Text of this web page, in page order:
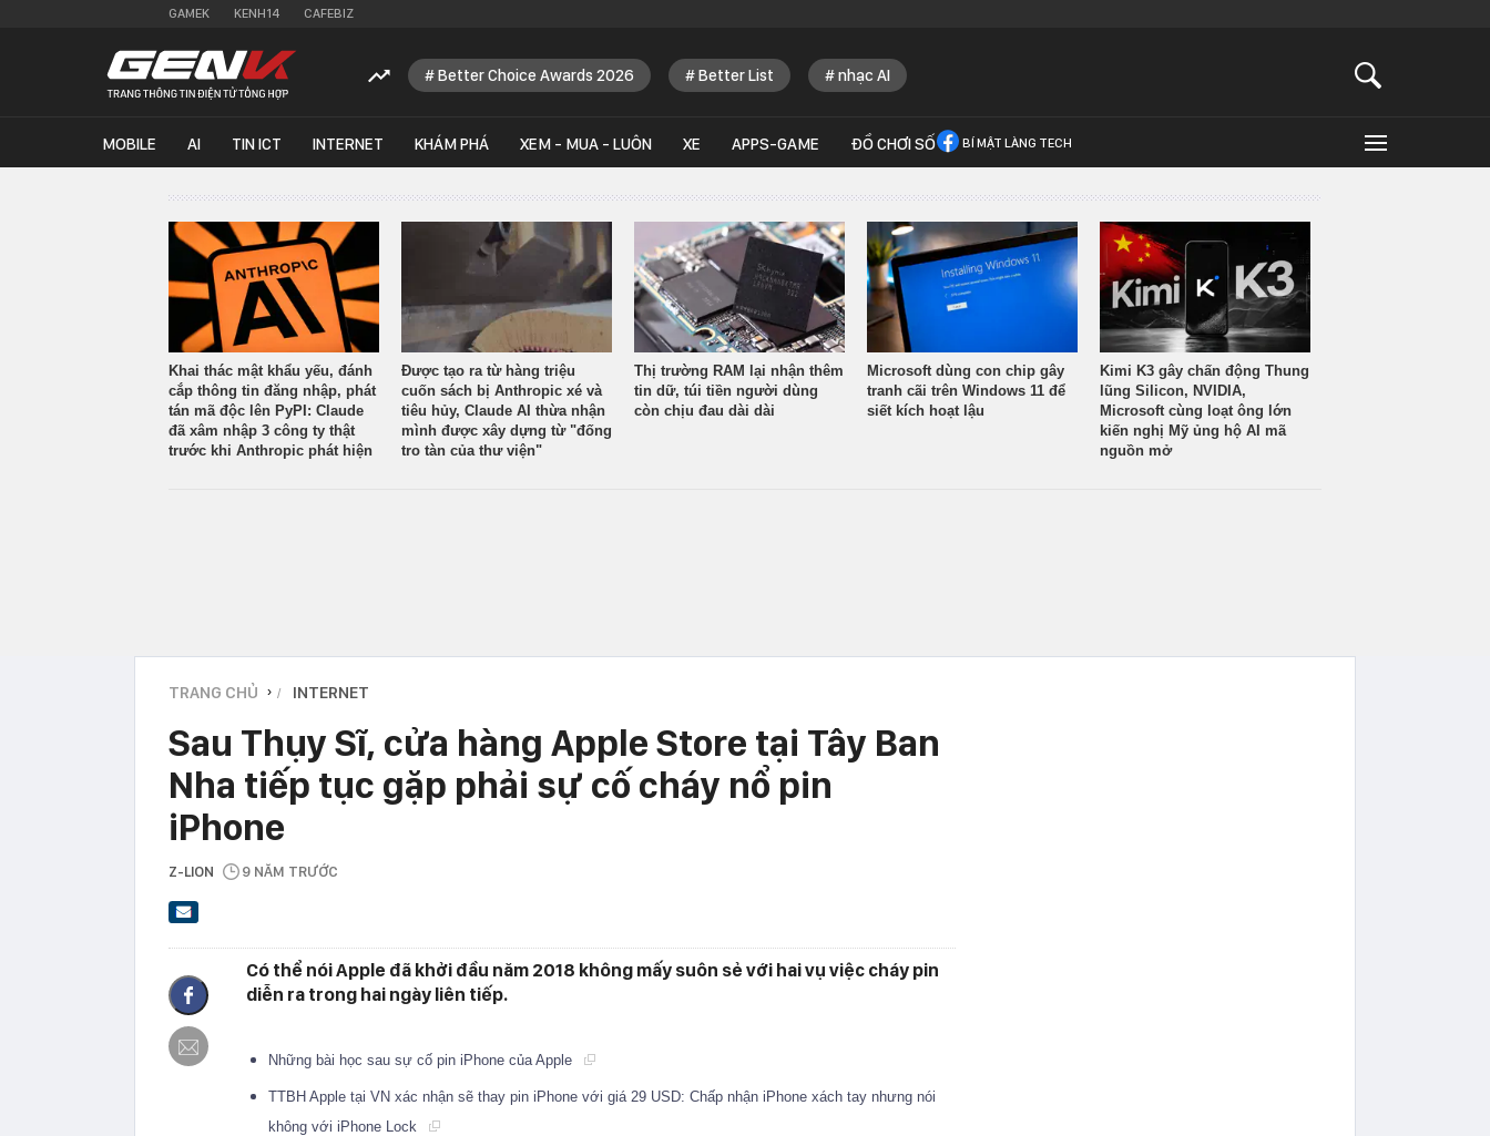
GAMEK KENH14 CAFEBIZ
Better Choice Awards 2026 Better List nhạc AI
MOBILE AI TIN ICT INTERNET KHÁM PHÁ XEM - MUA - LUÔN XE APPS-GAME ĐỒ CHƠI SỐ BÍ MẬT LÀNG TECH
Khai thác mật khẩu yếu, đánh
cắp thông tin đăng nhập, phát
tán mã độc lên PyPI: Claude
đã xâm nhập 3 công ty thật
trước khi Anthropic phát hiện
Được tạo ra từ hàng triệu
cuốn sách bị Anthropic xé và
tiêu hủy, Claude AI thừa nhận
mình được xây dựng từ "đống
tro tàn của thư viện"
Thị trường RAM lại nhận thêm
tin dữ, túi tiền người dùng
còn chịu đau dài dài
Microsoft dùng con chip gây
tranh cãi trên Windows 11 để
siết kích hoạt lậu
Kimi K3 gây chấn động Thung
lũng Silicon, NVIDIA,
Microsoft cùng loạt ông lớn
kiến nghị Mỹ ủng hộ AI mã
nguồn mở
TRANG CHỦ › INTERNET
Sau Thụy Sĩ, cửa hàng Apple Store tại Tây Ban
Nha tiếp tục gặp phải sự cố cháy nổ pin
iPhone
Z-LION 9 NĂM TRƯỚC
Có thể nói Apple đã khởi đầu năm 2018 không mấy suôn sẻ với hai vụ việc cháy pin
diễn ra trong hai ngày liên tiếp.
Những bài học sau sự cố pin iPhone của Apple
TTBH Apple tại VN xác nhận sẽ thay pin iPhone với giá 29 USD: Chấp nhận iPhone xách tay nhưng nói
không với iPhone Lock